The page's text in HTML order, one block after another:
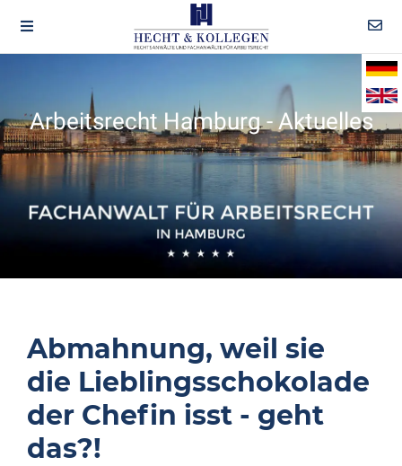
Arbeitsrecht Hamburg - Aktuelles
Abmahnung, weil sie
die Lieblingsschokolade
der Chefin isst - geht
das?!